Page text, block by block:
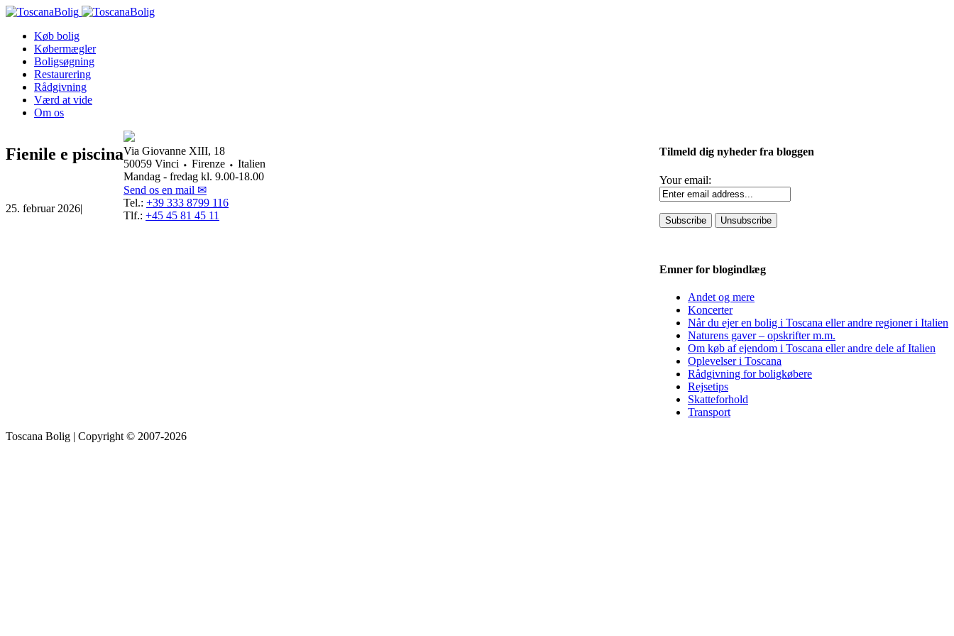
Køb bolig
Købermægler
Boligsøgning
Restaurering
Rådgivning
Værd at vide
Om os
Fienile e piscina
25. februar 2026|
Tilmeld dig nyheder fra bloggen
Your email:
Emner for blogindlæg
Andet og mere
Koncerter
Når du ejer en bolig i Toscana eller andre regioner i Italien
Naturens gaver – opskrifter m.m.
Om køb af ejendom i Toscana eller andre dele af Italien
Oplevelser i Toscana
Rådgivning for boligkøbere
Rejsetips
Skatteforhold
Transport
Via Giovanne XIII, 18
50059 Vinci ⬩ Firenze ⬩ Italien
Mandag - fredag kl. 9.00-18.00
Send os en mail ✉
Tel.: +39 333 8799 116
Tlf.: +45 45 81 45 11
Toscana Bolig | Copyright © 2007-2026